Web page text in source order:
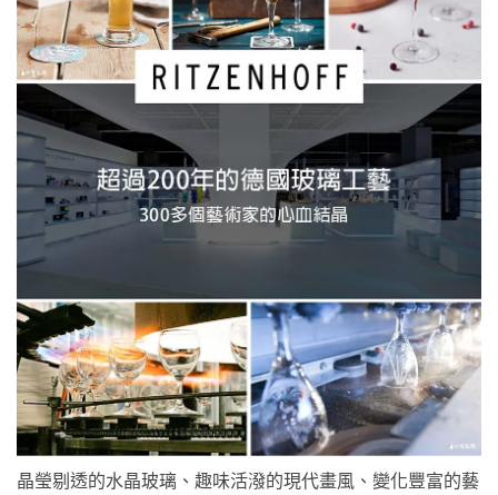
晶瑩剔透的水晶玻璃、趣味活潑的現代畫風、變化豐富的藝